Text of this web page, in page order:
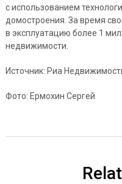
с использованием
домостроения. За время
в эксплуатацию более 1
недвижимости.
Источник: Риа
Фото: Ермохин Сергей